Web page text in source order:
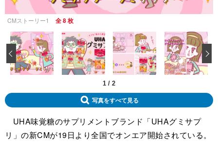
CMストーリー1 全 8 枚
1 / 2
‹
写真をすべて見る
UHA味覚糖のサプリメントブランド「UHAグミサプ
リ」の新CMが19日より全国でオンエア開始されている。